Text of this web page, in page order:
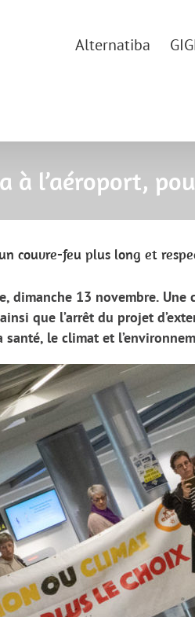
Alternatiba
à l’aéroport,
couvre-feu plus long et
dimanche 13 novembre. Une
que l’arrêt du projet
le climat et